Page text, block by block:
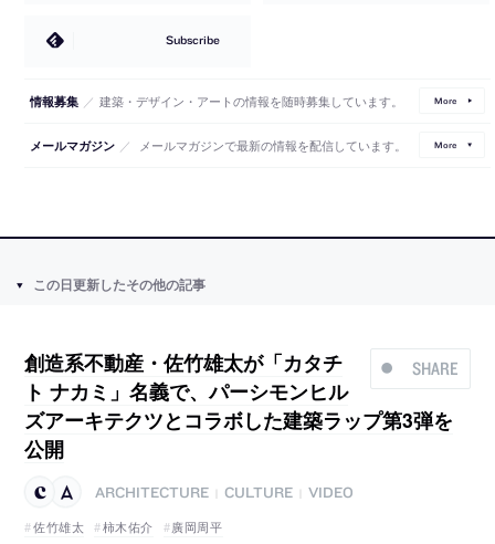
Subscribe
情報募集 ／ 建築・デザイン・アートの情報を随時募集しています。 More
メールマガジン ／ メールマガジンで最新の情報を配信しています。 More
この日更新したその他の記事
SHARE
創造系不動産・佐竹雄太が「カタチ
ト ナカミ」名義で、パーシモンヒル
ズアーキテクツとコラボした建築ラップ第3弾を
公開
ARCHITECTURE CULTURE
VIDEO
佐竹雄太
柿木佑介 廣岡周平